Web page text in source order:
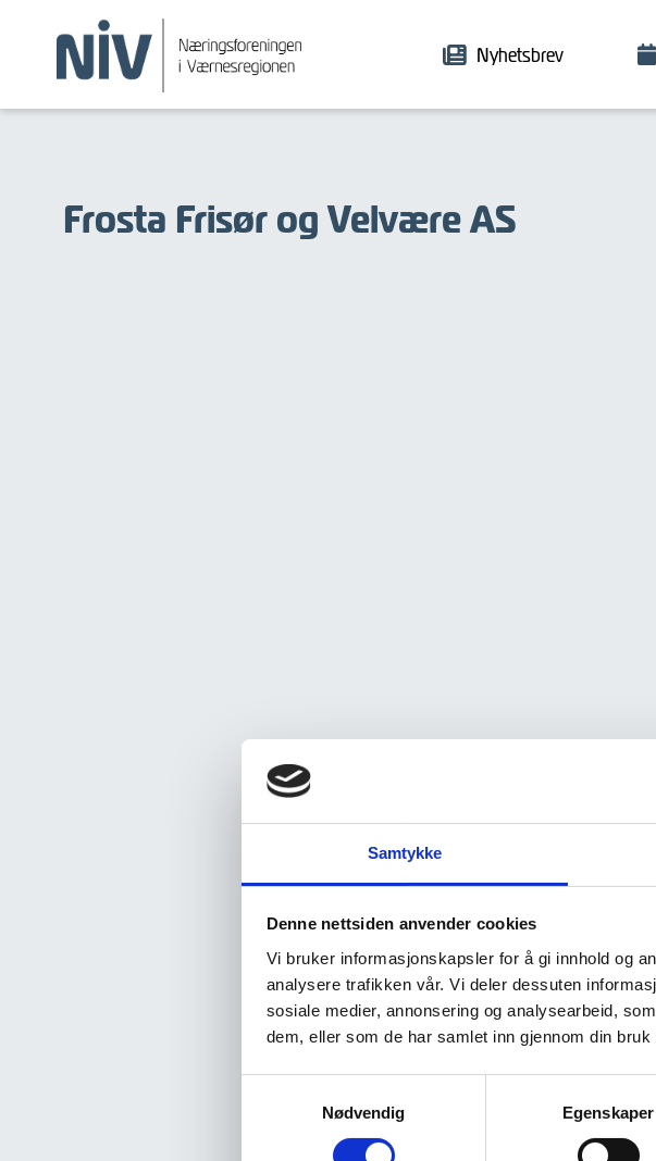
Samtykke
Denne nettsiden anvender cookies
Vi bruker informasjonskapsler for å gi innhold og
analysere trafikken vår. Vi deler dessuten
sosiale medier, annonsering og analysearbeid,
dem, eller som de har samlet inn gjennom din
Nødvendig
Egenskaper
Nyhetsbrev
Frosta Frisør og Velvære AS